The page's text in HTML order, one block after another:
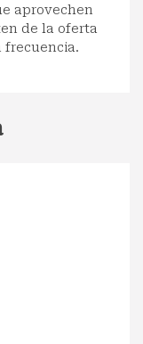
aprovechen
de la oferta
frecuencia.